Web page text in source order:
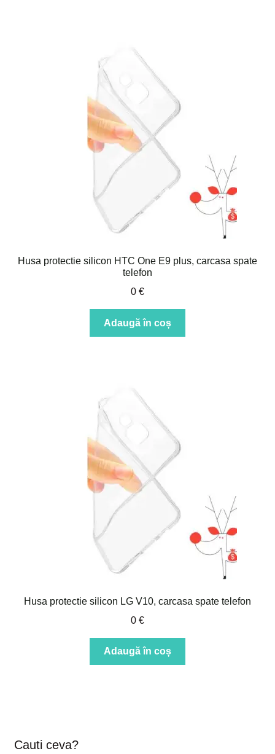
Husa protectie silicon HTC One E9 plus, carcasa spate
telefon
0 €
Adaugă în coș
Husa protectie silicon LG V10, carcasa spate telefon
0 €
Adaugă în coș
Cauti ceva?